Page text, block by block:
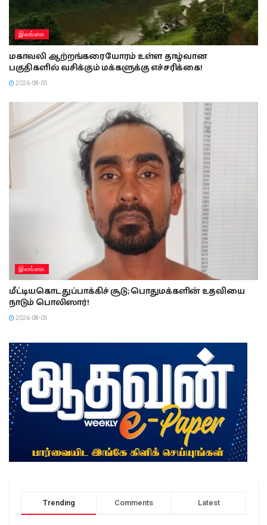
இலங்கை
மகாவலி ஆற்றங்கரையோரம் உள்ள தாழ்வான
பகுதிகளில் வசிக்கும் மக்களுக்கு எச்சரிக்கை!
2026-08-05
இலங்கை
மீட்டியகொட துப்பாக்கிச் சூடு; பொதுமக்களின் உதவியை
நாடும் பொலிஸார்!
2026-08-05
Trending Comments Latest